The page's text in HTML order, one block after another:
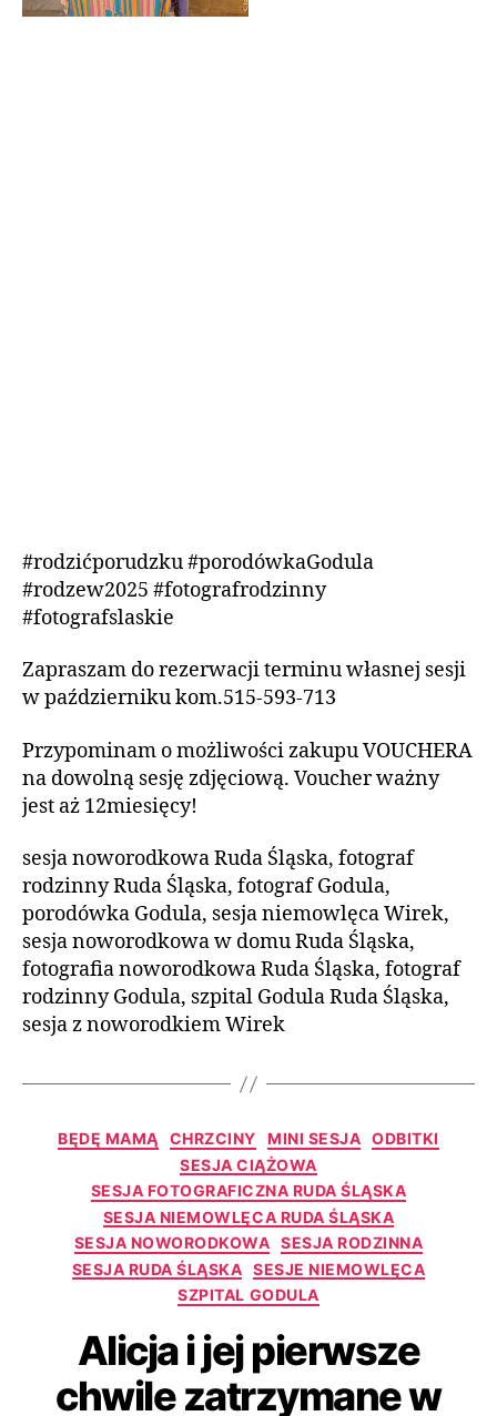
#rodzićporudzku #porodówkaGodula
#rodzew2025 #fotografrodzinny
#fotografslaskie
Zapraszam do rezerwacji terminu własnej sesji
w październiku kom.515-593-713
Przypominam o możliwości zakupu VOUCHERA
na dowolną sesję zdjęciową. Voucher ważny
jest aż 12miesięcy!
sesja noworodkowa Ruda Śląska, fotograf
rodzinny Ruda Śląska, fotograf Godula,
porodówka Godula, sesja niemowlęca Wirek,
sesja noworodkowa w domu Ruda Śląska,
fotografia noworodkowa Ruda Śląska, fotograf
rodzinny Godula, szpital Godula Ruda Śląska,
sesja z noworodkiem Wirek
BĘDĘ MAMĄ CHRZCINY MINI SESJA ODBITKI
SESJA CIĄŻOWA
SESJA FOTOGRAFICZNA RUDA ŚLĄSKA
SESJA NIEMOWLĘCA RUDA ŚLĄSKA
SESJA NOWORODKOWA
SESJA RODZINNA
SESJA RUDA ŚLĄSKA
SESJE NIEMOWLĘCA
SZPITAL GODULA
Alicja i jej pierwsze
chwile zatrzymane w